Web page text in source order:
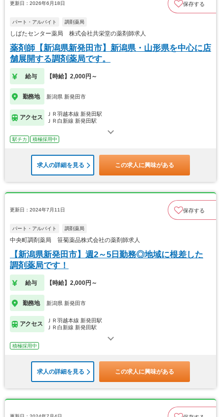
更新日：2026年6月18日 保存する
パート・アルバイト 調剤薬局
しばたセンター薬局 株式会社共栄堂の薬剤師求人
薬剤師【新潟県新発田市】新潟県・山形県を中心に店
舗展開する調剤薬局です。
給与 【時給】2,000円～
勤務地 新潟県 新発田市
アクセス
ＪＲ羽越本線 新発田駅
ＪＲ白新線 新発田駅
駅チカ 積極採用中
求人の詳細を見る この求人に興味がある
更新日：2024年7月11日 保存する
パート・アルバイト 調剤薬局
中央町調剤薬局 笹菊薬品株式会社の薬剤師求人
【新潟県新発田市】週2～5日勤務◎地域に根差した
調剤薬局です！
給与 【時給】2,000円～
勤務地 新潟県 新発田市
アクセス
ＪＲ羽越本線 新発田駅
ＪＲ白新線 新発田駅
積極採用中
求人の詳細を見る この求人に興味がある